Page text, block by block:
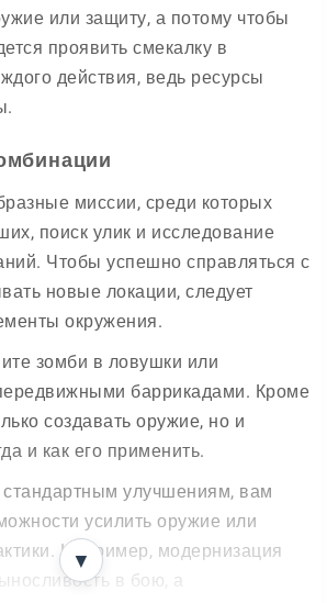
или защиту, а потому чтобы
проявить смекалку в
действия, ведь ресурсы
миссии, среди которых
поиск улик и исследование
Чтобы успешно справляться с
новые локации, следует
окружения.
зомби в ловушки или
баррикадами. Кроме
создавать оружие, но и
и как его применить.
стандартным улучшениям, вам
усилить оружие или
Например, модернизация
в бою, а
▼